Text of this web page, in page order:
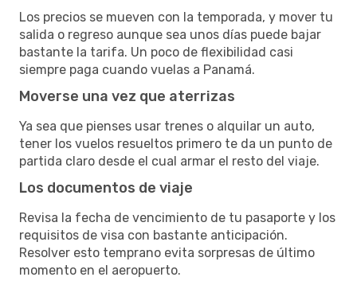
Los precios se mueven con la temporada, y mover tu
salida o regreso aunque sea unos días puede bajar
bastante la tarifa. Un poco de flexibilidad casi
siempre paga cuando vuelas a Panamá.
Moverse una vez que aterrizas
Ya sea que pienses usar trenes o alquilar un auto,
tener los vuelos resueltos primero te da un punto de
partida claro desde el cual armar el resto del viaje.
Los documentos de viaje
Revisa la fecha de vencimiento de tu pasaporte y los
requisitos de visa con bastante anticipación.
Resolver esto temprano evita sorpresas de último
momento en el aeropuerto.